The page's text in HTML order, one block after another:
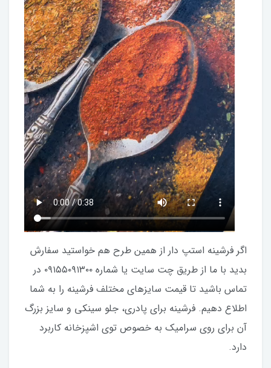
اگر فرشینه استپ دار از همین طرح هم خواستید سفارش
بدید با ما از طریق چت سایت یا شماره ۰۹۱۵۵۰۹۱۳۰۰ در
تماس باشید تا قیمت سایزهای مختلف فرشینه را به شما
اطلاع دهیم. فرشینه برای پادری، جلو سینکی و سایز بزرگ
آن برای روی سرامیک به خصوص توی اشپزخانه کاربرد
دارد.